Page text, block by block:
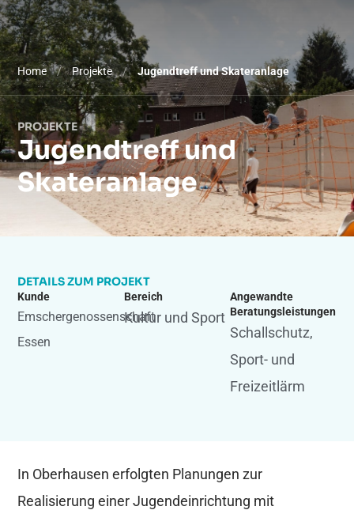
Home / Projekte / Jugendtreff und Skateranlage
PROJEKTE
Jugendtreff und
Skateranlage
DETAILS ZUM PROJEKT
Kunde
Emschergenossenschaft
Essen
Bereich
Kultur und Sport
Angewandte
Beratungsleistungen
Schallschutz,
Sport- und
Freizeitlärm
In Oberhausen erfolgten Planungen zur
Realisierung einer Jugendeinrichtung mit